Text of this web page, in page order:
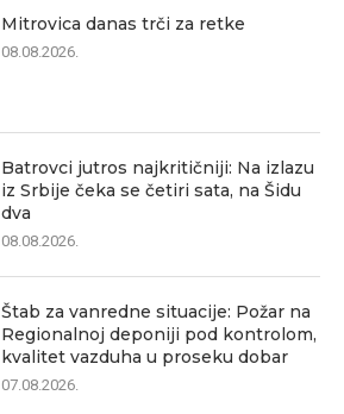
Mitrovica danas trči za retke
08.08.2026.
Batrovci jutros najkritičniji: Na izlazu
iz Srbije čeka se četiri sata, na Šidu
dva
08.08.2026.
Štab za vanredne situacije: Požar na
Regionalnoj deponiji pod kontrolom,
kvalitet vazduha u proseku dobar
07.08.2026.